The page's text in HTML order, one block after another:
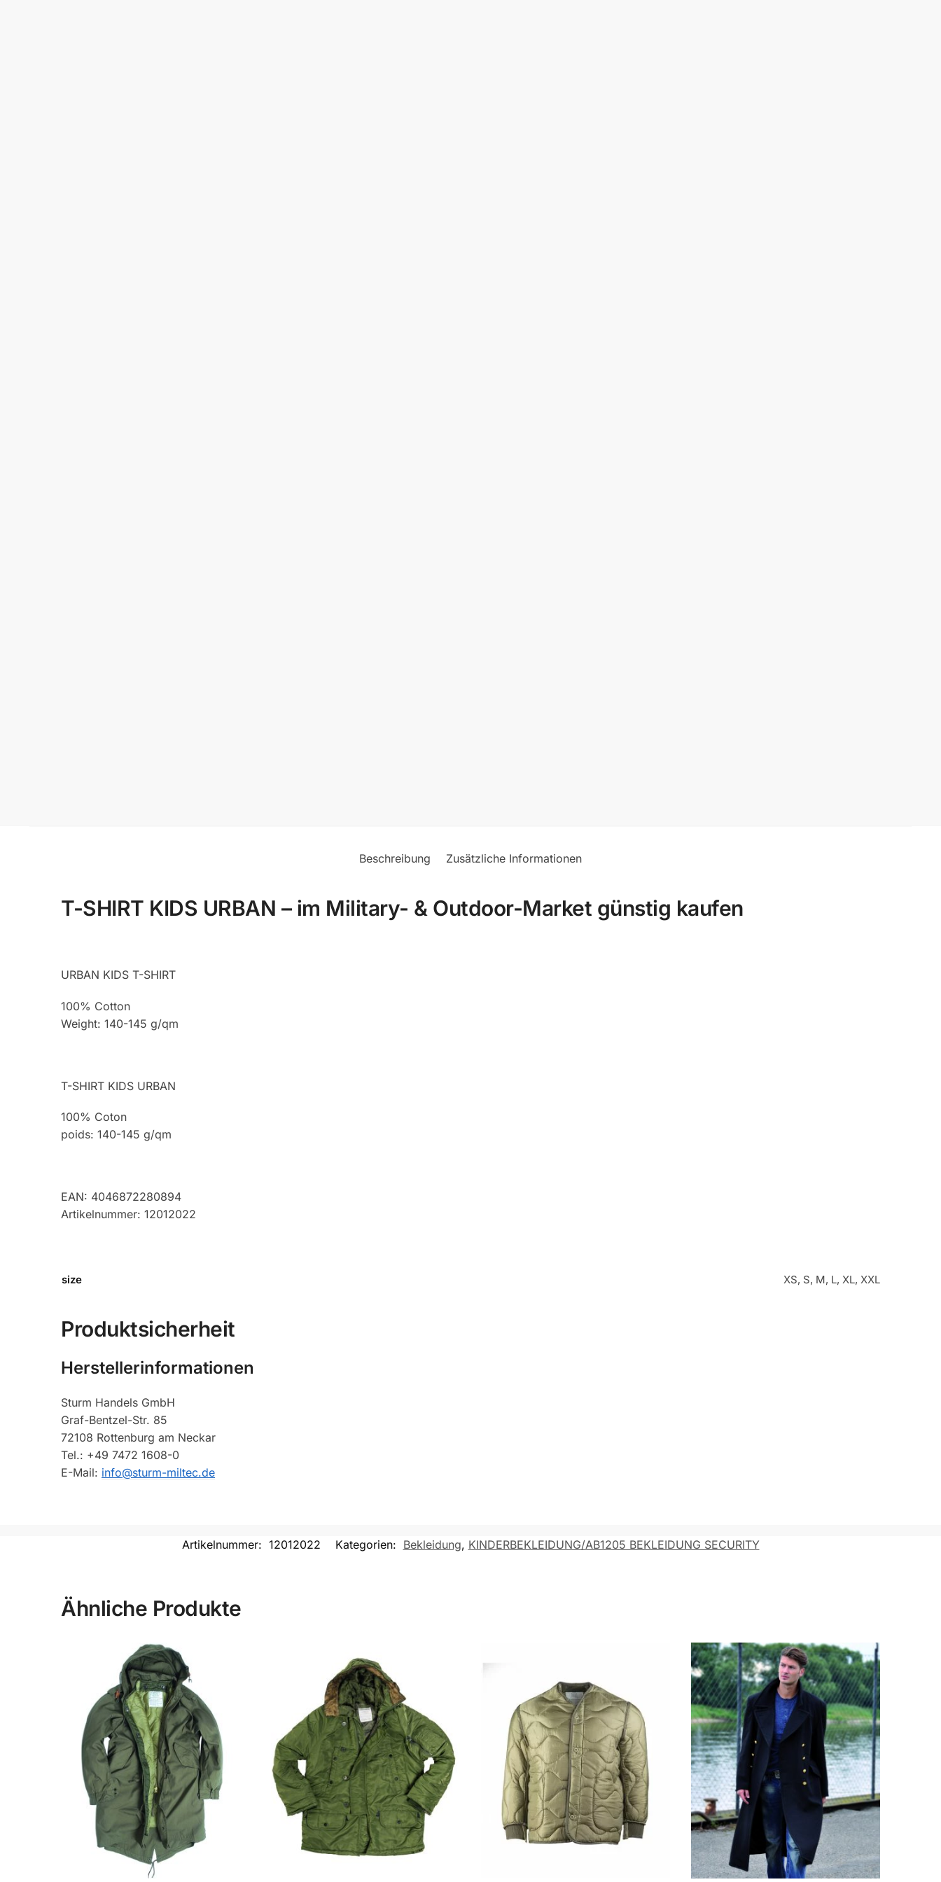
Beschreibung Zusätzliche Informationen
T-SHIRT KIDS URBAN – im Military- & Outdoor-Market günstig kaufen
URBAN KIDS T-SHIRT
100% Cotton
Weight: 140-145 g/qm
T-SHIRT KIDS URBAN
100% Coton
poids: 140-145 g/qm
EAN: 4046872280894
Artikelnummer: 12012022
size XS, S, M, L, XL, XXL
Produktsicherheit
Herstellerinformationen
Sturm Handels GmbH
Graf-Bentzel-Str. 85
72108 Rottenburg am Neckar
Tel.: +49 7472 1608-0
E-Mail: info@sturm-miltec.de
Artikelnummer: 12012022 Kategorien: Bekleidung, KINDERBEKLEIDUNG/AB1205 BEKLEIDUNG SECURITY
Ähnliche Produkte